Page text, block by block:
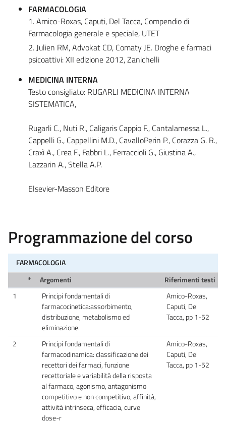
FARMACOLOGIA
1. Amico-Roxas, Caputi, Del Tacca, Compendio di
Farmacologia generale e speciale, UTET
2. Julien RM, Advokat CD, Comaty JE. Droghe e farmaci
psicoattivi: XII edizione 2012, Zanichelli
MEDICINA INTERNA
Testo consigliato: RUGARLI MEDICINA INTERNA
SISTEMATICA,
Rugarli C., Nuti R., Caligaris Cappio F., Cantalamessa L.,
Cappelli G., Cappellini M.D., CavalloPerin P., Corazza G. R.,
Craxì A., Crea F., Fabbri L., Ferraccioli G., Giustina A.,
Lazzarin A., Stella A.P.
Elsevier-Masson Editore
Programmazione del corso
FARMACOLOGIA
*
Argomenti
Riferimenti testi
1
Principi fondamentali di
farmacocinetica:assorbimento,
distribuzione, metabolismo ed
eliminazione.
Amico-Roxas,
Caputi, Del
Tacca, pp 1-52
2
Principi fondamentali di
farmacodinamica: classificazione dei
recettori dei farmaci, funzione
recettoriale e variabilità della risposta
al farmaco, agonismo, antagonismo
competitivo e non competitivo, affinità,
attività intrinseca, efficacia, curve
dose-r
Amico-Roxas,
Caputi, Del
Tacca, pp 1-52